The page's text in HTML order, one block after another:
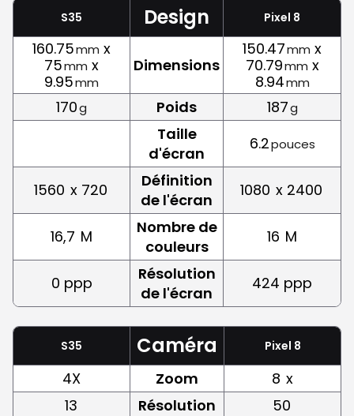
S35 Design Pixel 8
160.75mm x
75mm x
9.95mm
Dimensions
150.47mm x
70.79mm x
8.94mm
170g Poids 187g
Taille
d'écran
6.2pouces
1560 x 720
Définition
de l'écran
1080 x 2400
16,7 M
Nombre de
couleurs
16 M
0 ppp
Résolution
de l'écran
424 ppp
S35 Caméra Pixel 8
4X Zoom 8 x
13
Résolution
50